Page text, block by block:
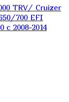
TRV/ Cruizer
700 EFI
c 2008-2014